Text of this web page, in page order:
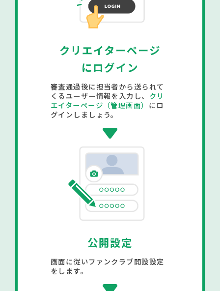
クリエイターページ
にログイン
審査通過後に担当者から送られて
くるユーザー情報を入力し、 クリ
エイターページ（管理画面） にロ
グインしましょう。
公開設定
画面に従いファンクラブ開設設定
をします。